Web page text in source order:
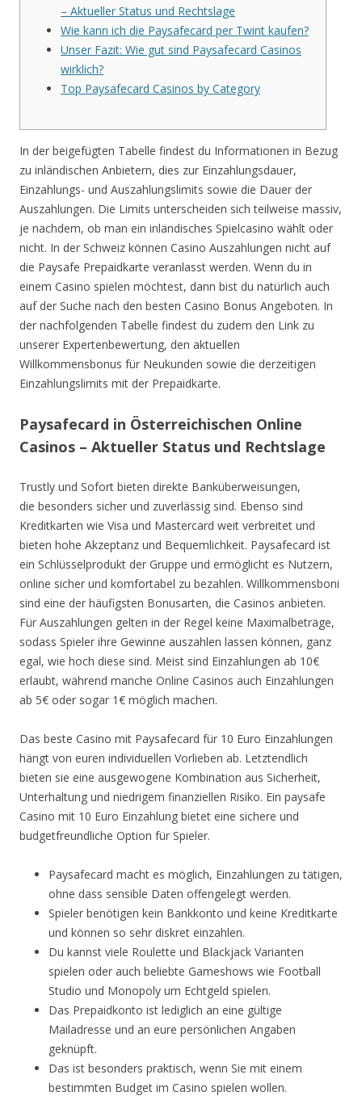
– Aktueller Status und Rechtslage
Wie kann ich die Paysafecard per Twint kaufen?
Unser Fazit: Wie gut sind Paysafecard Casinos
wirklich?
Top Paysafecard Casinos by Category
In der beigefügten Tabelle findest du Informationen in Bezug
zu inländischen Anbietern, dies zur Einzahlungsdauer,
Einzahlungs- und Auszahlungslimits sowie die Dauer der
Auszahlungen. Die Limits unterscheiden sich teilweise massiv,
je nachdem, ob man ein inländisches Spielcasino wählt oder
nicht. In der Schweiz können Casino Auszahlungen nicht auf
die Paysafe Prepaidkarte veranlasst werden. Wenn du in
einem Casino spielen möchtest, dann bist du natürlich auch
auf der Suche nach den besten Casino Bonus Angeboten. In
der nachfolgenden Tabelle findest du zudem den Link zu
unserer Expertenbewertung, den aktuellen
Willkommensbonus für Neukunden sowie die derzeitigen
Einzahlungslimits mit der Prepaidkarte.
Paysafecard in Österreichischen Online
Casinos – Aktueller Status und Rechtslage
Trustly und Sofort bieten direkte Banküberweisungen,
die besonders sicher und zuverlässig sind. Ebenso sind
Kreditkarten wie Visa und Mastercard weit verbreitet und
bieten hohe Akzeptanz und Bequemlichkeit. Paysafecard ist
ein Schlüsselprodukt der Gruppe und ermöglicht es Nutzern,
online sicher und komfortabel zu bezahlen. Willkommensboni
sind eine der häufigsten Bonusarten, die Casinos anbieten.
Für Auszahlungen gelten in der Regel keine Maximalbeträge,
sodass Spieler ihre Gewinne auszahlen lassen können, ganz
egal, wie hoch diese sind. Meist sind Einzahlungen ab 10€
erlaubt, während manche Online Casinos auch Einzahlungen
ab 5€ oder sogar 1€ möglich machen.
Das beste Casino mit Paysafecard für 10 Euro Einzahlungen
hängt von euren individuellen Vorlieben ab. Letztendlich
bieten sie eine ausgewogene Kombination aus Sicherheit,
Unterhaltung und niedrigem finanziellen Risiko. Ein paysafe
Casino mit 10 Euro Einzahlung bietet eine sichere und
budgetfreundliche Option für Spieler.
Paysafecard macht es möglich, Einzahlungen zu tätigen,
ohne dass sensible Daten offengelegt werden.
Spieler benötigen kein Bankkonto und keine Kreditkarte
und können so sehr diskret einzahlen.
Du kannst viele Roulette und Blackjack Varianten
spielen oder auch beliebte Gameshows wie Football
Studio und Monopoly um Echtgeld spielen.
Das Prepaidkonto ist lediglich an eine gültige
Mailadresse und an eure persönlichen Angaben
geknüpft.
Das ist besonders praktisch, wenn Sie mit einem
bestimmten Budget im Casino spielen wollen.